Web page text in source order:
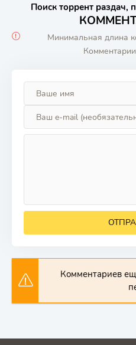
Поиск торрент раздач,
Минимальная длина
Комментариев